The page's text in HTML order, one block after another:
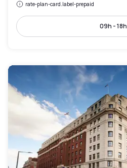
rate-plan-card.label-prepaid
09h - 18h